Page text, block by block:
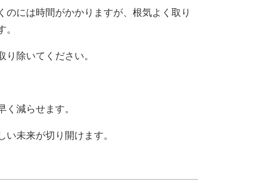
のには時間がかかりますが、根気よく取り
り除いてください。
減らせます。
未来が切り開けます。